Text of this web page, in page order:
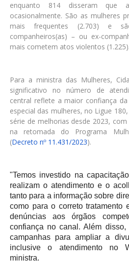
enquanto 814 disseram que
ocasionalmente. São as mulheres
mais frequentes (2.703) e
companheiros(as) – ou ex-
mais cometem atos violentos (1.225).
Para a ministra das Mulheres,
significativo no número de
central reflete a maior confiança
especial das mulheres, no Ligue
série de melhorias desde 2023,
na retomada do Programa
(Decreto nº 11.431/2023).
"Temos investido na
realizam o atendimento e o
tanto para a informação sobre
como para o correto tratamento
denúncias aos órgãos
confiança no canal. Além
campanhas para ampliar a
inclusive o atendimento no
ministra.